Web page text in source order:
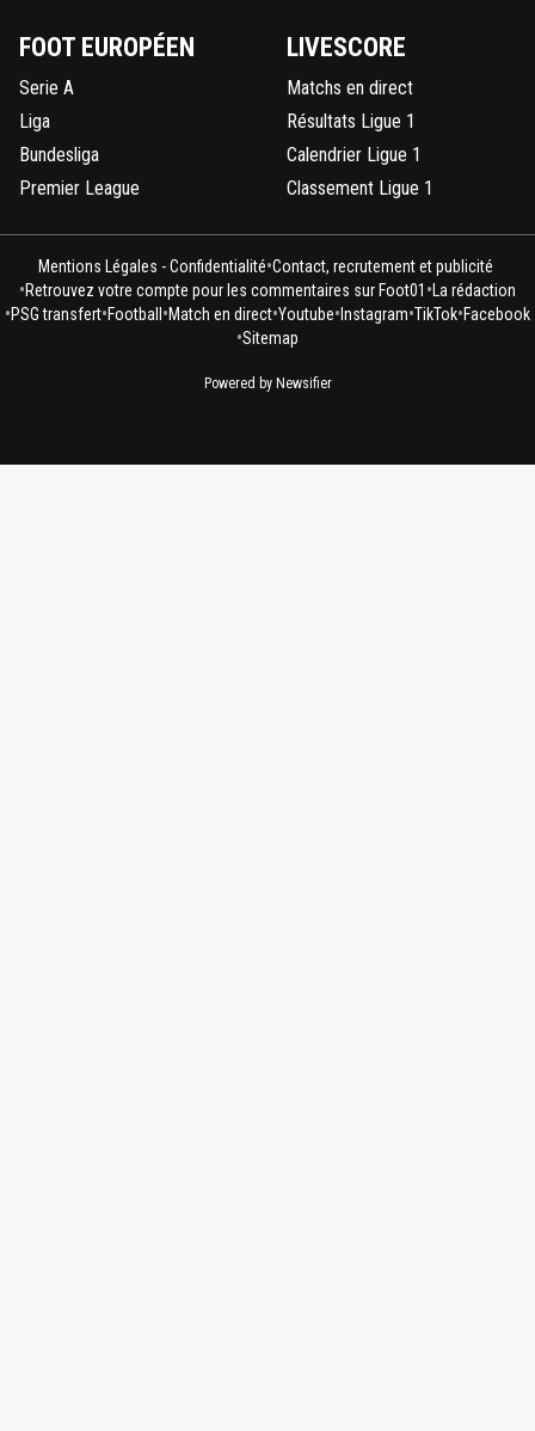
FOOT EUROPÉEN
Serie A
Liga
Bundesliga
Premier League
LIVESCORE
Matchs en direct
Résultats Ligue 1
Calendrier Ligue 1
Classement Ligue 1
Mentions Légales - Confidentialité•Contact, recrutement et publicité
•Retrouvez votre compte pour les commentaires sur Foot01 • La rédaction
•PSG transfert•Football •Match en direct•Youtube• Instagram•TikTok•Facebook
•Sitemap
Powered by Newsifier